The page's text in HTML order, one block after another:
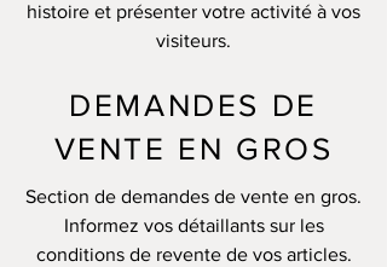
histoire et présenter votre activité à vos
visiteurs.
DEMANDES DE
VENTE EN GROS
Section de demandes de vente en gros.
Informez vos détaillants sur les
conditions de revente de vos articles.